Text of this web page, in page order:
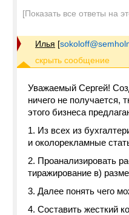
[Показать все ответы на
Илья [
Уважаемый Сергей!
ничего не получается,
этого бизнеса
1. Из всех из
и околорекламные
2. Проанализировать
тиражирование в)
3. Далее понять чего
4. Составить жесткий